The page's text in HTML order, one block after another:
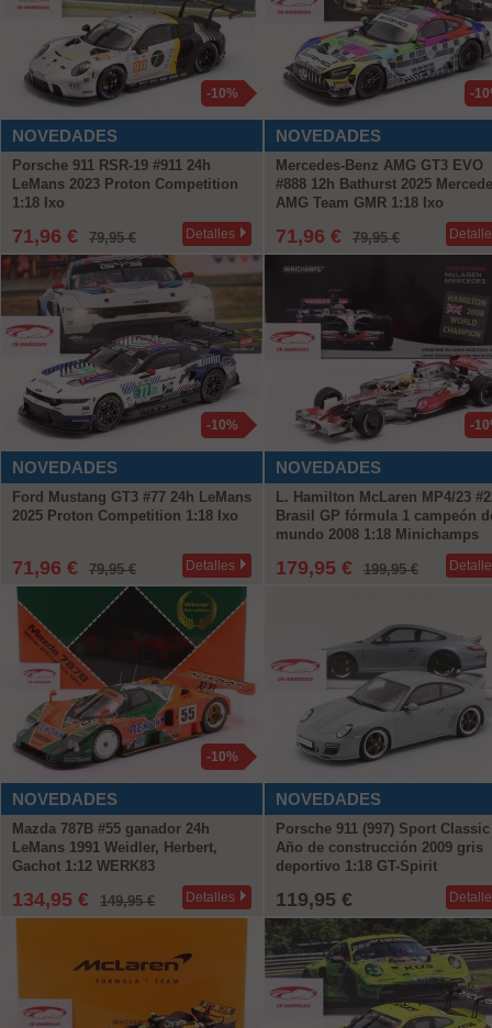
NOVEDADES
-10%
Porsche 911 RSR-19 #911 24h
LeMans 2023 Proton Competition
1:18 Ixo
71,96 € 79,95 € Detalles
NOVEDADES
-
Mercedes-Benz AMG GT3 EVO
#888 12h Bathurst 2025
AMG Team GMR 1:18 Ixo
71,96 € 79,95 €
NOVEDADES
-10%
Ford Mustang GT3 #77 24h LeMans
2025 Proton Competition 1:18 Ixo
71,96 € 79,95 € Detalles
NOVEDADES
-
L. Hamilton McLaren MP4/23
Brasil GP fórmula 1 campeón
mundo 2008 1:18 Minichamps
179,95 € 199,95 €
NOVEDADES
-10%
Mazda 787B #55 ganador 24h
LeMans 1991 Weidler, Herbert,
Gachot 1:12 WERK83
134,95 € 149,95 € Detalles
NOVEDADES
Porsche 911 (997) Sport Classic
Año de construcción 2009 gris
deportivo 1:18 GT-Spirit
119,95 €